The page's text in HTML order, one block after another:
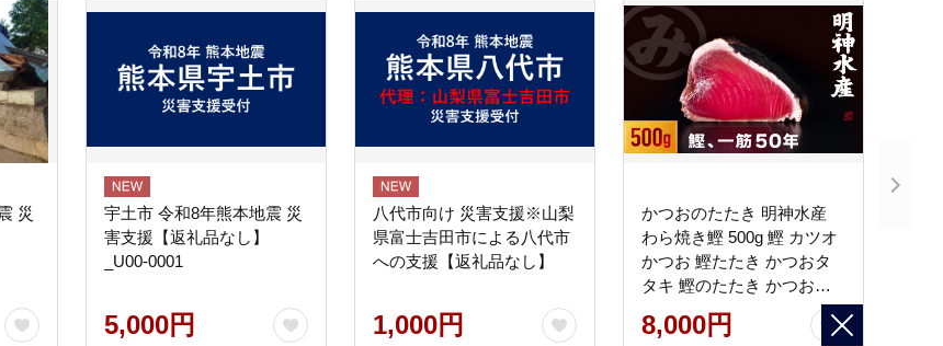
災
宇土市 令和8年熊本地震 災
害支援【返礼品なし】
_U00-0001
5,000円
八代市向け 災害支援※山梨
県富士吉田市による八代市
への支援【返礼品なし】
1,000円
かつおのたたき 明神水産
わら焼き鰹 500g 鰹 カツオ
かつお 鰹たたき かつおタ
タキ 鰹のたたき かつおの
タタキ 藁焼き わら焼き 魚
さかな 海鮮 刺身 お刺身 冷
8,000円